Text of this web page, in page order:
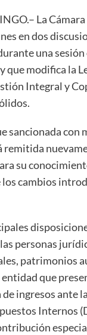
La
en dos
una
que modifica la
Integral y
sancionada con
remitida
su
cambios
personas
patrimonios
que
ingresos ante
Internos